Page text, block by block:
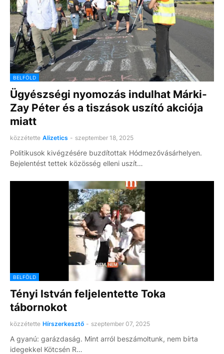
BELFÖLD
Ügyészségi nyomozás indulhat Márki-
Zay Péter és a tiszások uszító akciója
miatt
közzétette Alizetics - szeptember 18, 2025
Politikusok kivégzésére buzdítottak Hódmezővásárhelyen.
Bejelentést tettek közösség elleni uszít…
BELFÖLD
Tényi István feljelentette Toka
tábornokot
közzétette Hírszerkesztő - szeptember 07, 2025
A gyanú: garázdaság. Mint arról beszámoltunk, nem bírta
idegekkel Kötcsén R…